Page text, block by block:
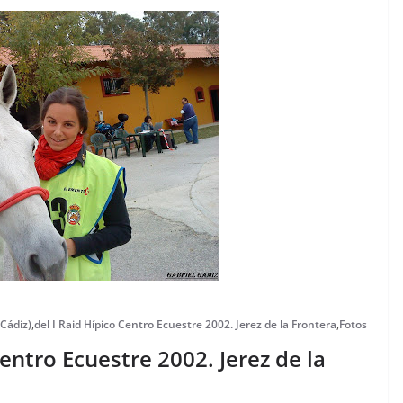
,del I Raid Hípico Centro Ecuestre 2002. Jerez de la Frontera,Fotos
Ecuestre 2002. Jerez de la